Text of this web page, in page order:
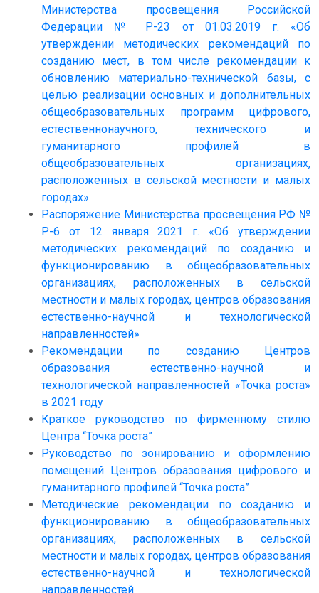
Министерства просвещения Российской
Федерации № Р-23 от 01.03.2019 г. «Об
утверждении методических рекомендаций по
созданию мест, в том числе рекомендации к
обновлению материально-технической базы, с
целью реализации основных и дополнительных
общеобразовательных программ цифрового,
естественнонаучного, технического и
гуманитарного профилей в
общеобразовательных организациях,
расположенных в сельской местности и малых
городах»
Распоряжение Министерства просвещения РФ №
Р-6 от 12 января 2021 г. «Об утверждении
методических рекомендаций по созданию и
функционированию в общеобразовательных
организациях, расположенных в сельской
местности и малых городах, центров образования
естественно-научной и технологической
направленностей»
Рекомендации по созданию Центров
образования естественно-научной и
технологической направленностей «Точка роста»
в 2021 году
Краткое руководство по фирменному стилю
Центра “Точка роста”
Руководство по зонированию и оформлению
помещений Центров образования цифрового и
гуманитарного профилей “Точка роста”
Методические рекомендации по созданию и
функционированию в общеобразовательных
организациях, расположенных в сельской
местности и малых городах, центров образования
естественно-научной и технологической
направленностей